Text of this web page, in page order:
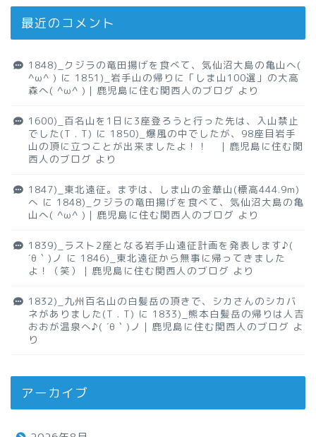
最近のコメント
1848)_クジラの竜田揚げを食べて、気仙沼大島の亀山へ(
^ω^ ) に 1851)_岩手山の帰りに「しま山100選」の大高
森へ( ^ω^ )｜鹿児島に住む関西人のブログ より
1600)_百名山を1日に3座登ろうと行った先は、入山禁止
でした(T . T) に 1850)_爆風の中でしたが、98座目岩手
山の頂に立つことが出来ましたよ！！ ｜鹿児島に住む関
西人のブログ より
1847)_東北遠征。まずは、しま山の金華山(標高444.9m)
へ に 1848)_クジラの竜田揚げを食べて、気仙沼大島の亀
山へ( ^ω^ )｜鹿児島に住む関西人のブログ より
1839)_ラスト2座となる岩手山遠征計画を発表します♪(
´θ｀)ノ に 1846)_東北遠征から無事に帰ってきました
よ！（笑）｜鹿児島に住む関西人のブログ より
1832)_九州百名山の白髪岳の頂きで、シカさんのシカバ
ネがありました(T . T) に 1833)_熊本白髪岳の帰りは人吉
おおが温泉へ♪( ´θ｀)ノ｜鹿児島に住む関西人のブログ よ
り
アーカイブ